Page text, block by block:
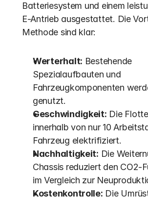
Batteriesystem und einem
E-Antrieb ausgestattet. Die
Methode sind klar:
Werterhalt: Bestehende
Spezialaufbauten und
Fahrzeugkomponenten
genutzt.
Geschwindigkeit: Die
innerhalb von nur 10
Fahrzeug elektrifiziert.
Nachhaltigkeit: Die
Chassis reduziert den CO2-
Kostenkontrolle: Die